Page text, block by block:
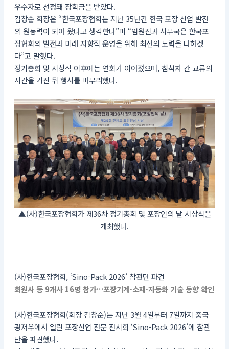
우수자로 선정돼 장학금을 받았다.
김창순 회장은 “한국포장협회는 지난 35년간 한국 포장 산업 발전
의 원동력이 되어 왔다고 생각한다”며 “임원진과 사무국은 한국포
장협회의 발전과 미래 지향적 운영을 위해 최선의 노력을 다하겠
다”고 말했다.
정기총회 및 시상식 이후에는 연회가 이어졌으며, 참석자 간 교류의
시간을 가진 뒤 행사를 마무리했다.
▲(사)한국포장협회가 제36차 정기총회 및 포장인의 날 시상식을
개최했다.
(사)한국포장협회, ‘Sino-Pack 2026’ 참관단 파견
회원사 등 9개사 16명 참가…포장기계·소재·자동화 기술 동향 확인
(사)한국포장협회(회장 김창순)는 지난 3월 4일부터 7일까지 중국
광저우에서 열린 포장산업 전문 전시회 ‘Sino-Pack 2026’에 참관
단을 파견했다.